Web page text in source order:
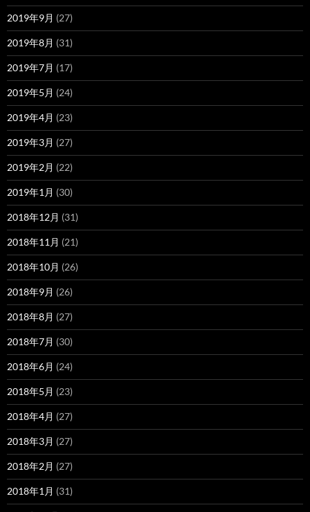
2019年9月 (27)
2019年8月 (31)
2019年7月 (17)
2019年5月 (24)
2019年4月 (23)
2019年3月 (27)
2019年2月 (22)
2019年1月 (30)
2018年12月 (31)
2018年11月 (21)
2018年10月 (26)
2018年9月 (26)
2018年8月 (27)
2018年7月 (30)
2018年6月 (24)
2018年5月 (23)
2018年4月 (27)
2018年3月 (27)
2018年2月 (27)
2018年1月 (31)